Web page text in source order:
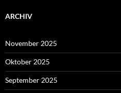
ARCHIV
November 2025
Oktober 2025
September 2025